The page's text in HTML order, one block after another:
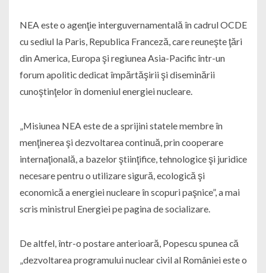
NEA este o agenţie interguvernamentală în cadrul OCDE
cu sediul la Paris, Republica Franceză, care reuneşte ţări
din America, Europa şi regiunea Asia-Pacific într-un
forum apolitic dedicat împărtăşirii şi diseminării
cunoştinţelor în domeniul energiei nucleare.
„Misiunea NEA este de a sprijini statele membre în
menţinerea şi dezvoltarea continuă, prin cooperare
internaţională, a bazelor ştiinţifice, tehnologice şi juridice
necesare pentru o utilizare sigură, ecologică şi
economică a energiei nucleare în scopuri paşnice”, a mai
scris ministrul Energiei pe pagina de socializare.
De altfel, într-o postare anterioară, Popescu spunea că
„dezvoltarea programului nuclear civil al României este o